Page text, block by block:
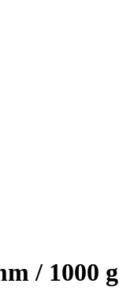
/ 1000 g